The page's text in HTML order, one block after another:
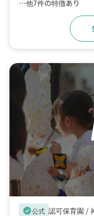
…他7件の特徴あり
verified公式 認可保育園 /